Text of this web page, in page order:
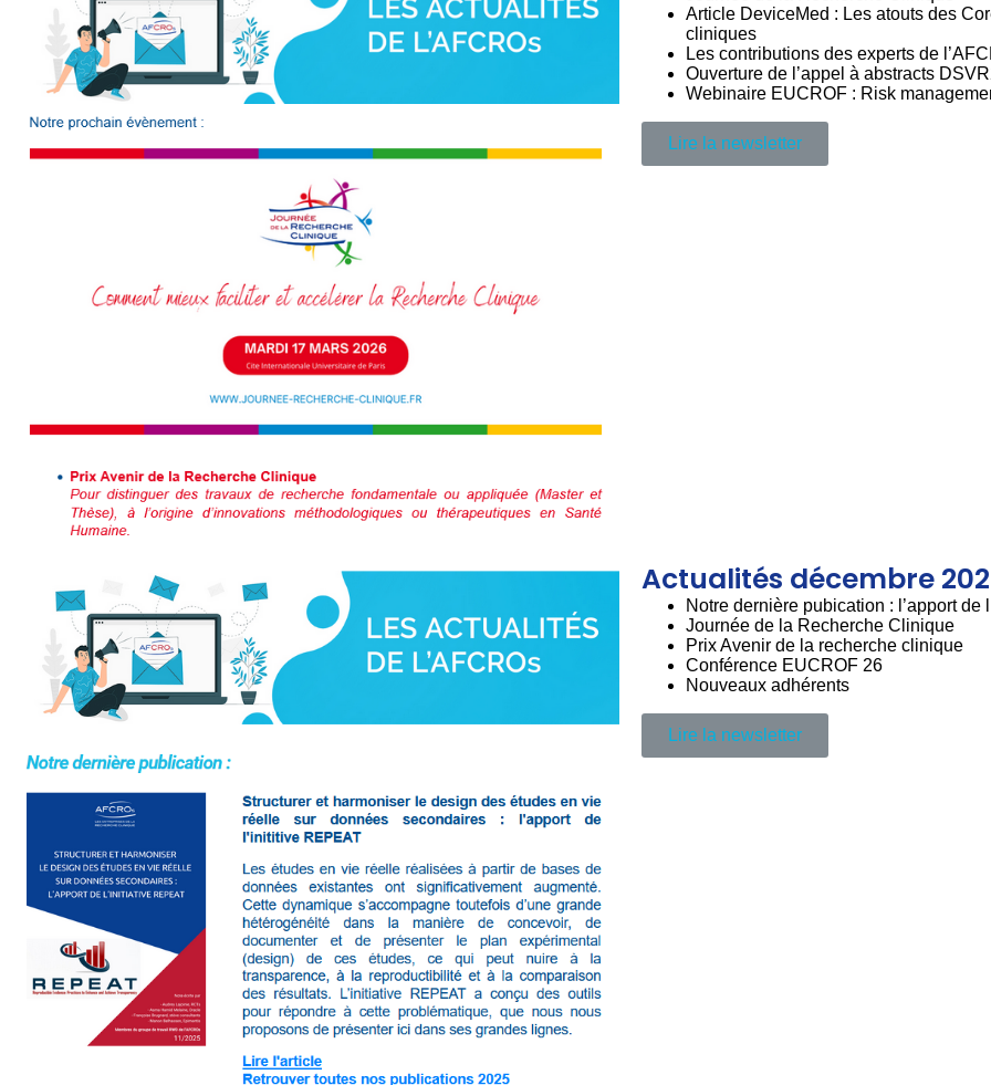
Article DeviceMed : Les atouts des
cliniques
Les contributions des experts de
Ouverture de l’appel à abstracts
Webinaire EUCROF : Risk
Lire la newsletter
Actualités décembre
Notre dernière pubication : l’apport de
Journée de la Recherche Clinique
Prix Avenir de la recherche clinique
Conférence EUCROF 26
Nouveaux adhérents
Lire la newsletter